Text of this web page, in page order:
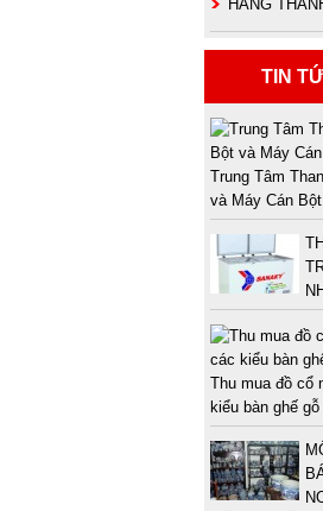
HÀNG
TIN
Trung Tâm
và Máy Cán
Thu mua đồ cổ
kiểu bàn ghế gỗ